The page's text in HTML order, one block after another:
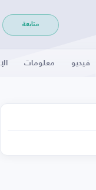
متابعة
فيديو معلومات